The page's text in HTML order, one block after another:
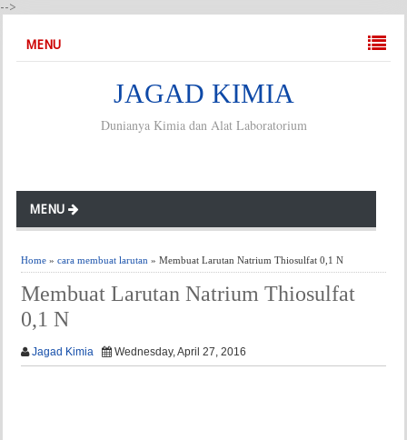
-->
MENU
JAGAD KIMIA
Dunianya Kimia dan Alat Laboratorium
MENU
Home» cara membuat larutan » Membuat Larutan Natrium Thiosulfat 0,1 N
Membuat Larutan Natrium Thiosulfat
0,1 N
Jagad Kimia Wednesday, April 27, 2016